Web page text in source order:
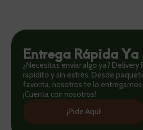
Entrega Rápida Ya
¿Necesitas enviar algo ya? Delivery
rapidito y sin estrés. Desde
favorita, nosotros te lo
¡Cuenta con nosotros!
¡Pide Aquí!